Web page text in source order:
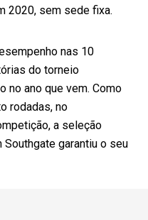
2020, sem sede fixa.
nas 10
do torneio
no ano que vem. Como
rodadas, no
a seleção
Southgate garantiu o seu